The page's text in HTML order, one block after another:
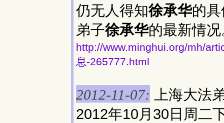
仍无人得知徐承华的
弟子徐承华的最新情
http://www.minghui.org/mh/
息-265777.html
2012-11-07: 上海大法
2012年10月30日周二